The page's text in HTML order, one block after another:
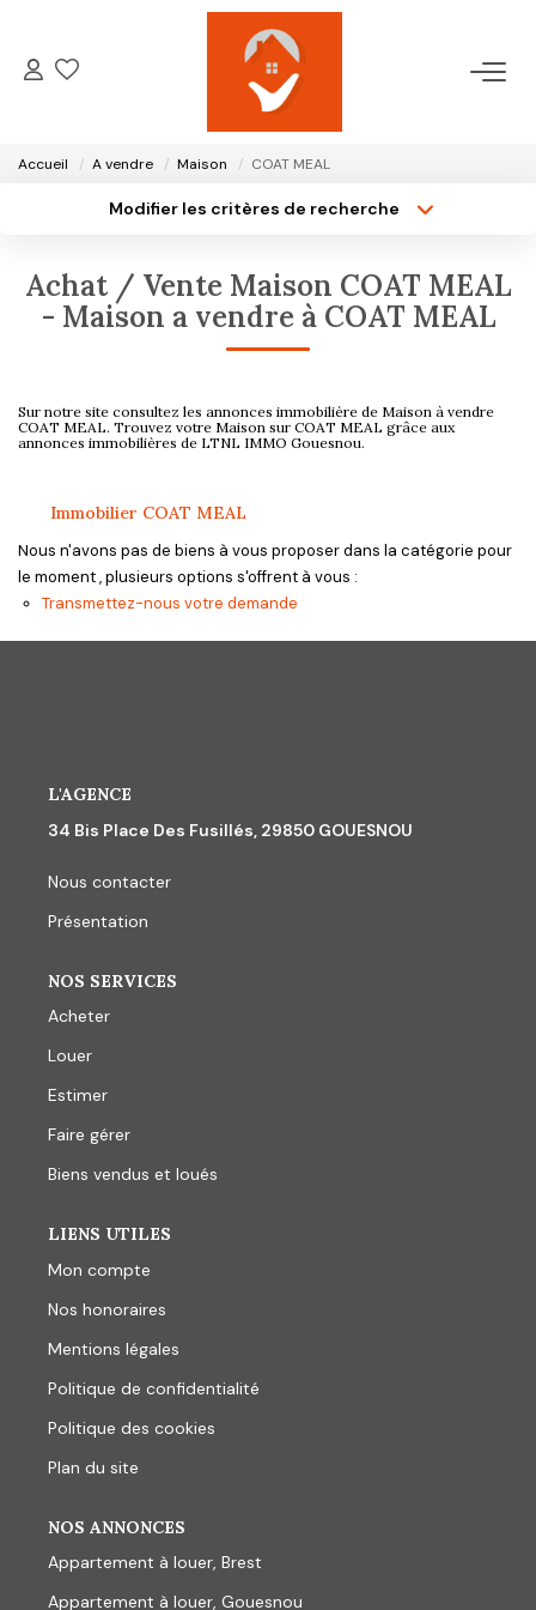
ACCUEIL
LOCATIONS
GESTION LOCATIVE
CONTACT
Accueil A vendre Maison COAT MEAL
Modifier les critères de recherche
Sélectionnez...
Type de bien
Surface min
Créer une alerte
Achat / Vente Maison COAT MEAL
- Maison a vendre à COAT MEAL
Sur notre site consultez les annonces immobilière de Maison à vendre
COAT MEAL. Trouvez votre Maison sur COAT MEAL grâce aux
annonces immobilières de LTNL IMMO Gouesnou.
Immobilier COAT MEAL
Nous n'avons pas de biens à vous proposer dans la catégorie pour
le moment , plusieurs options s'offrent à vous :
Transmettez-nous votre demande
L'AGENCE
34 Bis Place Des Fusillés, 29850 GOUESNOU
Nous contacter
Présentation
NOS SERVICES
Acheter
Louer
Estimer
Faire gérer
Biens vendus et loués
LIENS UTILES
Mon compte
Nos honoraires
Mentions légales
Politique de confidentialité
Politique des cookies
Plan du site
NOS ANNONCES
Appartement à louer, Brest
Appartement à louer, Gouesnou